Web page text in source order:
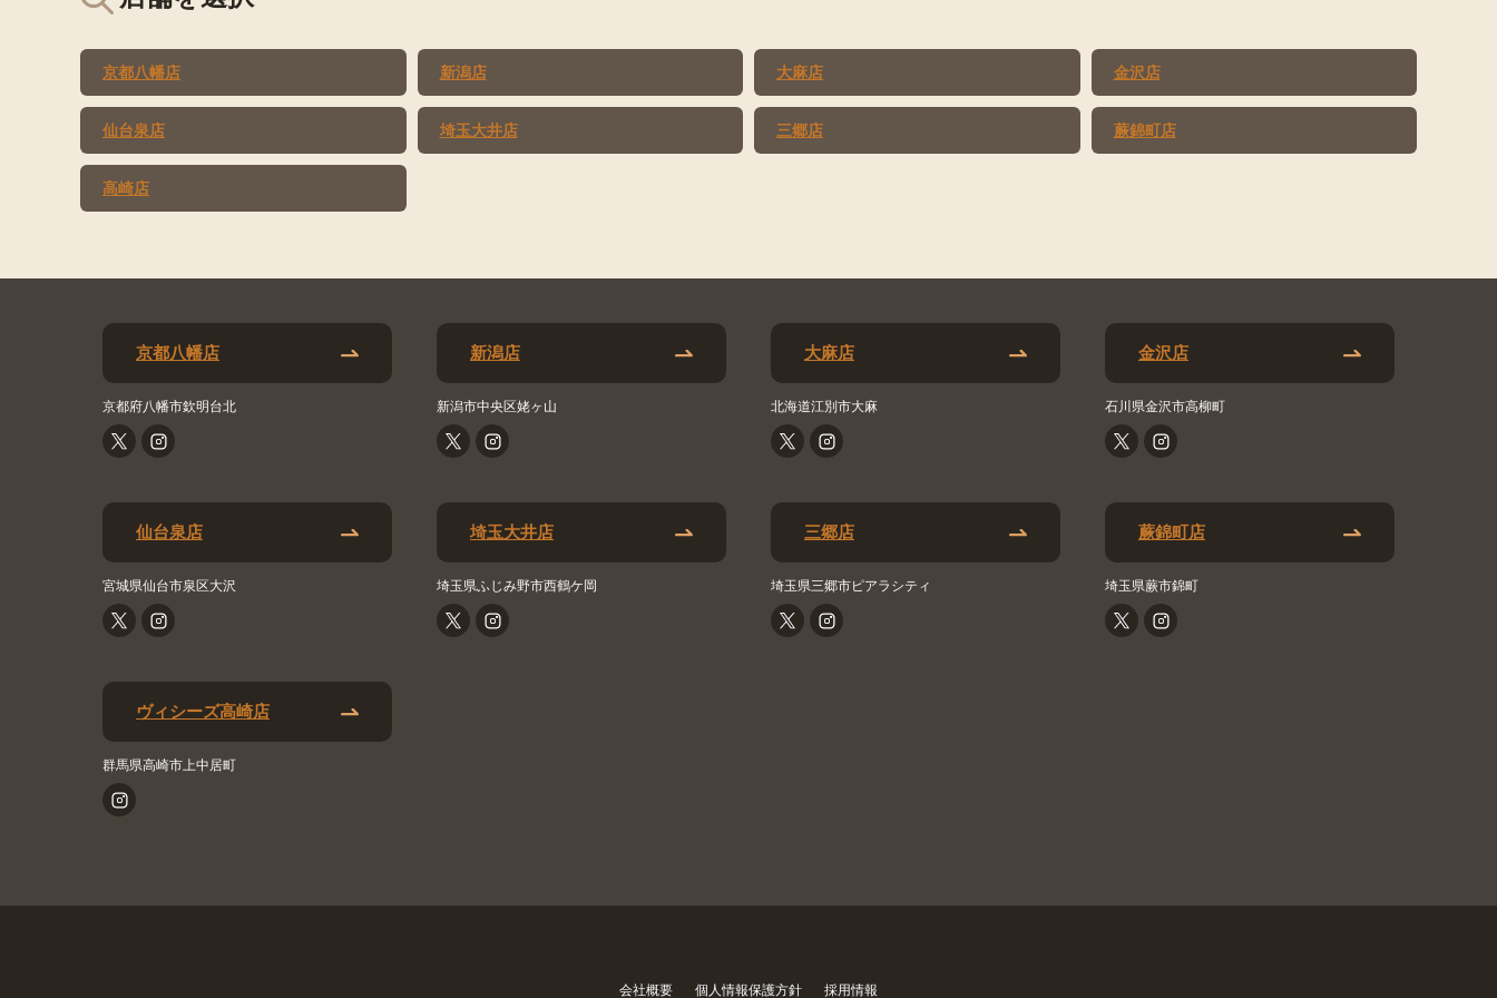
京都八幡店 新潟店 大麻店 金沢店
仙台泉店 埼玉大井店 三郷店 蕨錦町店
高崎店
京都八幡店
京都府八幡市欽明台北
新潟店
新潟市中央区姥ヶ山
大麻店
北海道江別市大麻
金沢店
石川県金沢市高柳町
仙台泉店
宮城県仙台市泉区大沢
埼玉大井店
埼玉県ふじみ野市西鶴ケ岡
三郷店
埼玉県三郷市ピアラシティ
蕨錦町店
埼玉県蕨市錦町
ヴィシーズ高崎店
群馬県高崎市上中居町
会社概要 個人情報保護方針 採用情報